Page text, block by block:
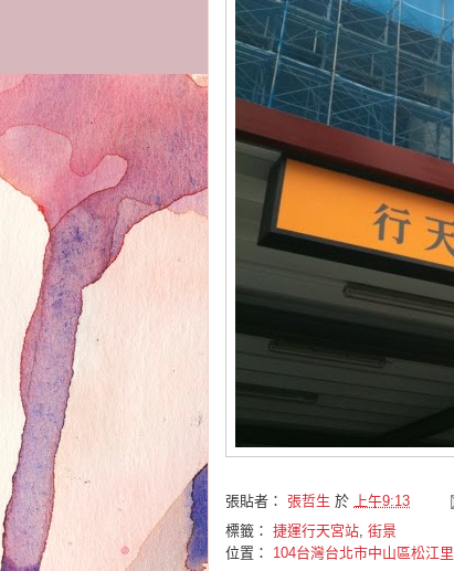
張貼者： 張哲生 於
上午9:13
標籤： 捷運行天宮站, 街景
位置： 104台灣台北市中山區松江里